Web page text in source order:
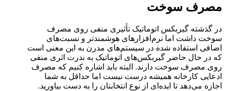
مصرف سوخت
در گذشته گیربکس اتوماتیک تأثیری منفی روی مصرف
سوخت داشت اما نرم‌افزارهای هوشمندتر و نسبت‌های
اضافی استفاده شده در سیستم‌های مدرن به این معنی است
که در حال حاضر گیربکس‌های اتوماتیک به ندرت اثری منفی
روی مصرف سوخت دارند. البته باید اشاره کنیم که مصرف
ادعایی کارخانه همیشه درست نیست اما حداقل به شما
اجازه می‌دهد تا ایده‌ای از نوع انتخابتان را به دست بیاورید.